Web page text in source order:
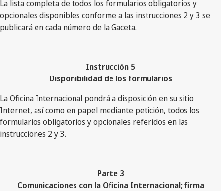
La lista completa de todos los formularios obligatorios y
opcionales disponibles conforme a las instrucciones 2 y 3 se
publicará en cada número de la Gaceta.
Instrucción 5
Disponibilidad de los formularios
La Oficina Internacional pondrá a disposición en su sitio
Internet, así como en papel mediante petición, todos los
formularios obligatorios y opcionales referidos en las
instrucciones 2 y 3.
Parte 3
Comunicaciones con la Oficina Internacional; firma